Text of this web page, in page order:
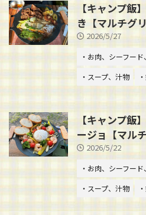
【キャンプ
き【マルチグ
2026/5/27
・お肉、シーフード
・スープ、汁物
【キャンプ
ージョ【マル
2026/5/22
・お肉、シーフード
・スープ、汁物